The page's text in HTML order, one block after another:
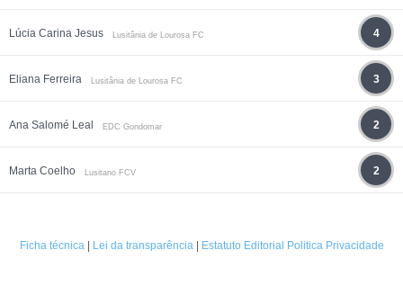
Lúcia Carina Jesus Lusitânia de Lourosa FC 4
Eliana Ferreira Lusitânia de Lourosa FC 3
Ana Salomé Leal EDC Gondomar 2
Marta Coelho Lusitano FCV 2
Ficha técnica| Lei da transparência| Estatuto Editorial Politica Privacidade